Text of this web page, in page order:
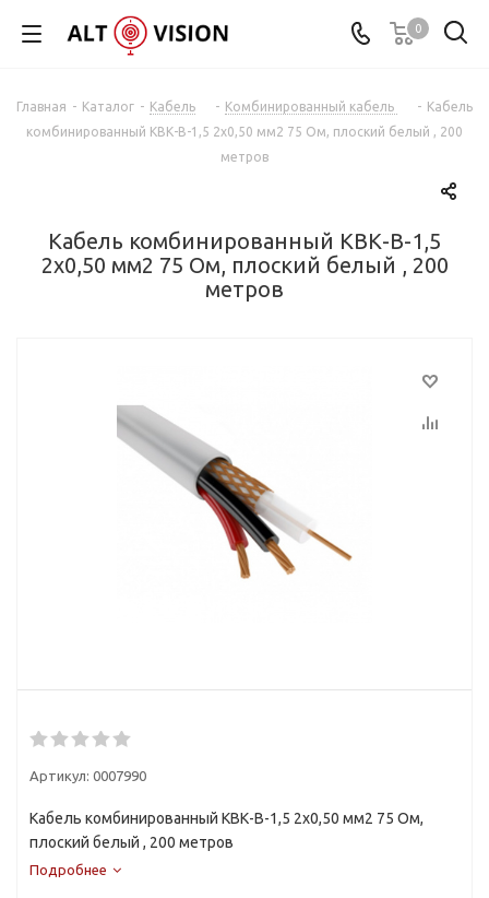
0
Главная - Каталог - Кабель - Комбинированный кабель - Кабель
комбинированный КВК-В-1,5 2x0,50 мм2 75 Ом, плоский белый , 200
метров
Кабель комбинированный КВК-В-1,5
2x0,50 мм2 75 Ом, плоский белый , 200
метров
Артикул: 0007990
Кабель комбинированный КВК-В-1,5 2x0,50 мм2 75 Ом,
плоский белый , 200 метров
Подробнее